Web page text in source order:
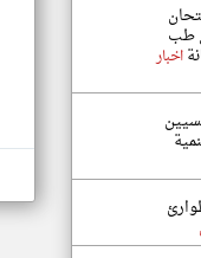
طب
اخبار